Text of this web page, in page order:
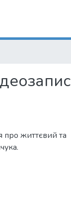
про життєвий та